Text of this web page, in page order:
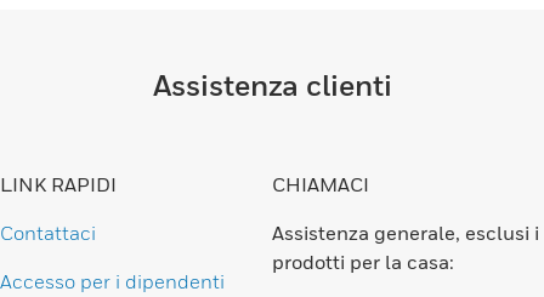
Assistenza clienti
LINK RAPIDI
Contattaci
Accesso per i dipendenti
CHIAMACI
Assistenza generale, esclusi i
prodotti per la casa: